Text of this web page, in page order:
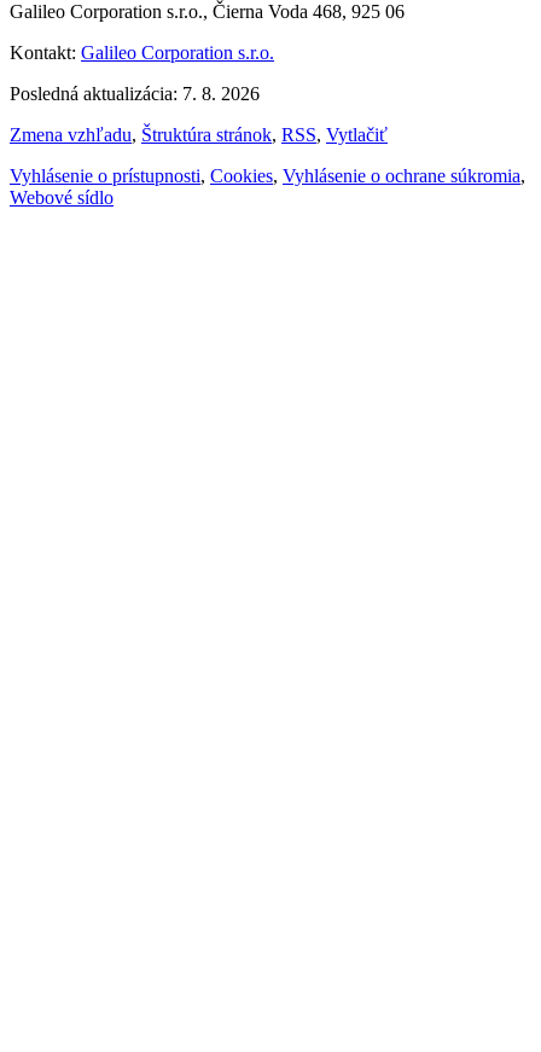
Galileo Corporation s.r.o., Čierna Voda 468, 925 06
Kontakt: Galileo Corporation s.r.o.
Posledná aktualizácia: 7. 8. 2026
Zmena vzhľadu, Štruktúra stránok, RSS, Vytlačiť
Vyhlásenie o prístupnosti, Cookies, Vyhlásenie o ochrane súkromia,
Webové sídlo